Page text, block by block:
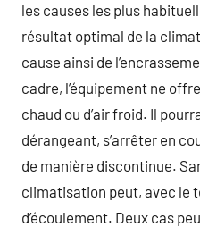
les causes les plus
résultat optimal de la
cause ainsi de
cadre, l’équipement ne
chaud ou d’air froid. Il
dérangeant, s’arrêter en
de manière discontinue.
climatisation peut, avec le
d’écoulement. Deux cas